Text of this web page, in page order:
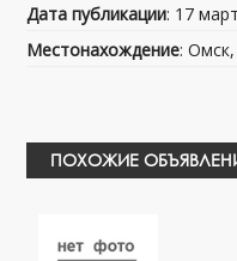
Дата публикации: 17
Местонахождение:
ПОХОЖИЕ